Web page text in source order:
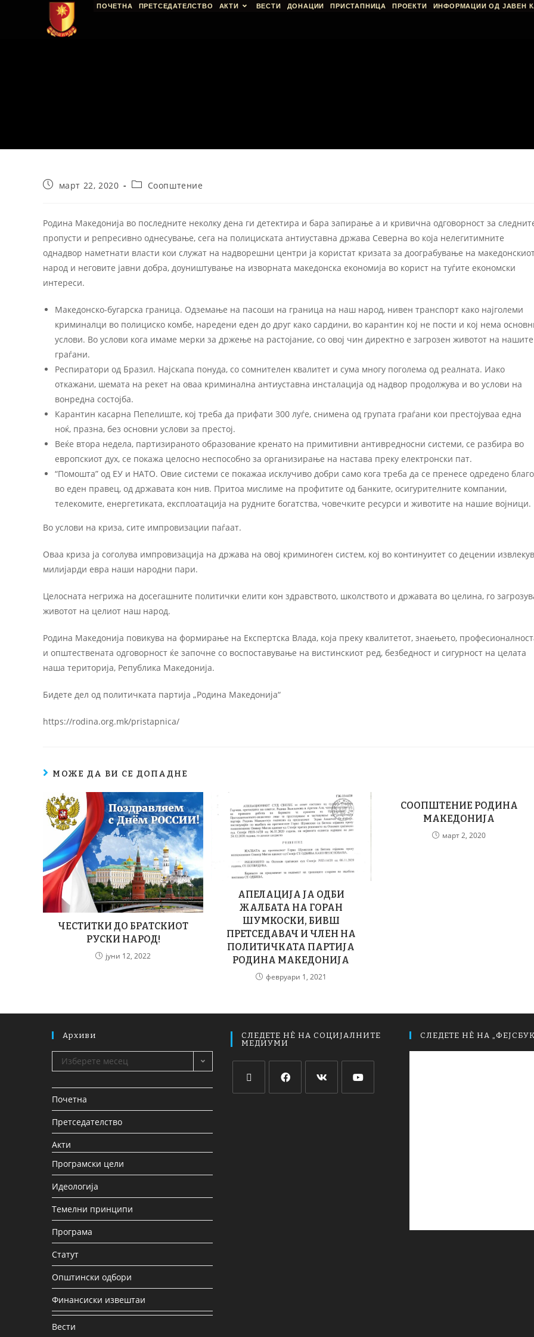
ПОЧЕТНА ПРЕТСЕДАТЕЛСТВО АКТИ ВЕСТИ ДОНАЦИИ ПРИСТАПНИЦА ПРОЕКТИ ИНФОРМАЦИИ ОД ЈАВЕН
март 22, 2020 Соопштение
Родина Македонија во последните неколку дена ги детектира и бара запирање а и кривична одговорност за
пропусти и репресивно однесување, сега на полициската антиуставна држава Северна во која нелегитимните
однадвор наметнати власти кои служат на надворешни центри ја користат кризата за доограбување на
народ и неговите јавни добра, доуништување на изворната македонска економија во корист на туѓите економски
интереси.
Македонско-бугарска граница. Одземање на пасоши на граница на наш народ, нивен транспорт како најголеми
криминалци во полициско комбе, наредени еден до друг како сардини, во карантин кој не пости и кој нема
услови. Во услови кога имаме мерки за држење на растојание, со овој чин директно е загрозен животот на нашите
граѓани.
Респиратори од Бразил. Најскапа понуда, со сомнителен квалитет и сума многу поголема од реалната. Иако
откажани, шемата на рекет на оваа криминална антиуставна инсталација од надвор продолжува и во услови на
вонредна состојба.
Карантин касарна Пепелиште, кој треба да прифати 300 луѓе, снимена од групата граѓани кои престојуваа една
ноќ, празна, без основни услови за престој.
Веќе втора недела, партизираното образование кренато на примитивни антивредносни системи, се разбира во
европскиот дух, се покажа целосно неспособно за организирање на настава преку електронски пат.
“Помошта” од ЕУ и НАТО. Овие системи се покажаа исклучиво добри само кога треба да се пренесе одредено благо
во еден правец, од државата кон нив. Притоа мислиме на профитите од банките, осигурителните компании,
телекомите, енергетиката, експлоатација на рудните богатства, човечките ресурси и животите на нашие војници.
Во услови на криза, сите импровизации паѓаат.
Оваа криза ја соголува импровизација на држава на овој криминоген систем, кој во континуитет со децении
милијарди евра наши народни пари.
Целосната негрижа на досегашните политички елити кон здравството, школството и државата во целина, го
животот на целиот наш народ.
Родина Македонија повикува на формирање на Експертска Влада, која преку квалитетот, знаењето,
и општествената одговорност ќе започне со воспоставување на вистинскиот ред, безбедност и сигурност на целата
наша територија, Република Македонија.
Бидете дел од политичката партија „Родина Македонија“
https://rodina.org.mk/pristapnica/
МОЖЕ ДА ВИ СЕ ДОПАДНЕ
ЧЕСТИТКИ ДО БРАТСКИОТ
РУСКИ НАРОД!
јуни 12, 2022
АПЕЛАЦИЈА ЈА ОДБИ
ЖАЛБАТА НА ГОРАН
ШУМКОСКИ, БИВШ
ПРЕТСЕДАВАЧ И ЧЛЕН НА
ПОЛИТИЧКАТА ПАРТИЈА
РОДИНА МАКЕДОНИЈА
февруари 1, 2021
СООПШТЕНИЕ РОДИНА
МАКЕДОНИЈА
март 2, 2020
Архиви
Изберете месец
Почетна
Претседателство
Акти
Програмски цели
Идеологија
Темелни принципи
Програма
Статут
Општински одбори
Финансиски извештаи
Вести
СЛЕДЕТЕ НЀ НА СОЦИЈАЛНИТЕ
МЕДИУМИ
СЛЕДЕТЕ НЀ НА